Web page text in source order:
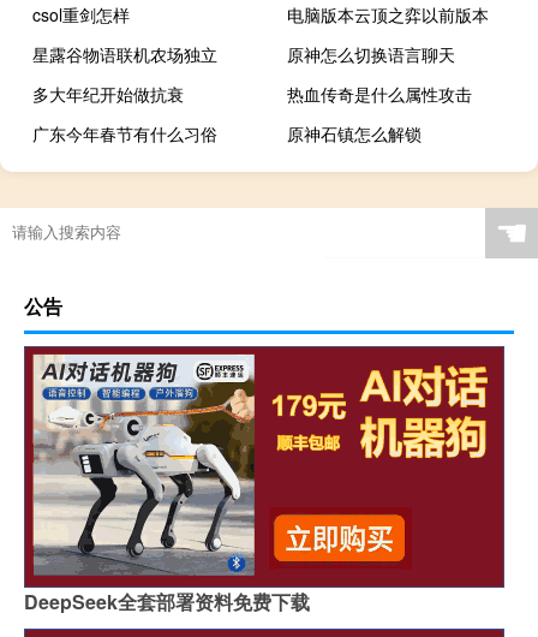
csol重剑怎样
电脑版本云顶之弈以前版本
星露谷物语联机农场独立
原神怎么切换语言聊天
多大年纪开始做抗衰
热血传奇是什么属性攻击
广东今年春节有什么习俗
原神石镇怎么解锁
☚
公告
DeepSeek全套部署资料免费下载